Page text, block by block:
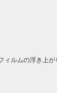
ィルムの浮き上